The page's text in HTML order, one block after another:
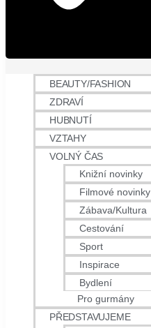
BEAUTY/FASHION
ZDRAVÍ
HUBNUTÍ
VZTAHY
VOLNÝ ČAS
Knižní novinky
Filmové novinky
Zábava/Kultura
Cestování
Sport
Inspirace
Bydlení
Pro gurmány
PŘEDSTAVUJEME